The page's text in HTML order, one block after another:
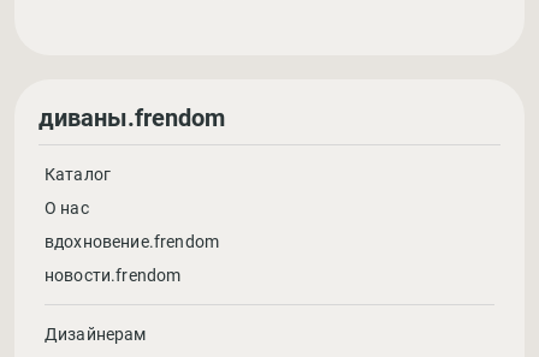
диваны.frendom
Каталог
О нас
вдохновение.frendom
новости.frendom
Дизайнерам